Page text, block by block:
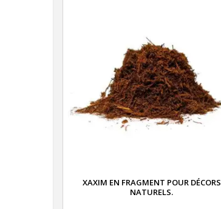
XAXIM EN FRAGMENT POUR DÉCORS
NATURELS.